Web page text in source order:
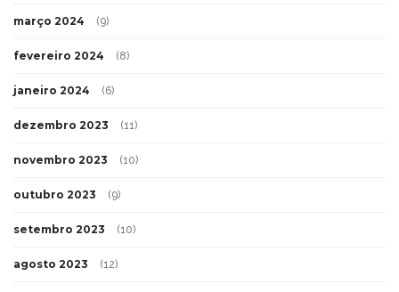
março 2024 (9)
fevereiro 2024 (8)
janeiro 2024 (6)
dezembro 2023 (11)
novembro 2023 (10)
outubro 2023 (9)
setembro 2023 (10)
agosto 2023 (12)